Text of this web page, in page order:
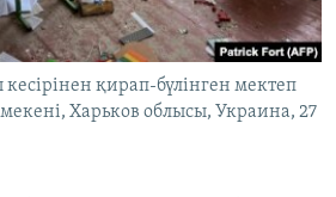
қирап-бүлінген мектеп
Харьков облысы, Украина, 27